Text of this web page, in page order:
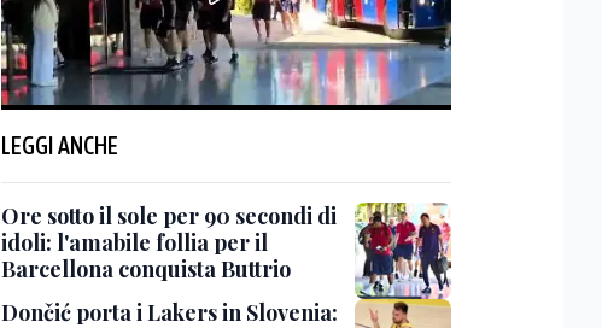
LEGGI ANCHE
Ore sotto il sole per 90 secondi di
idoli: l'amabile follia per il
Barcellona conquista Buttrio
Dončić porta i Lakers in Slovenia: